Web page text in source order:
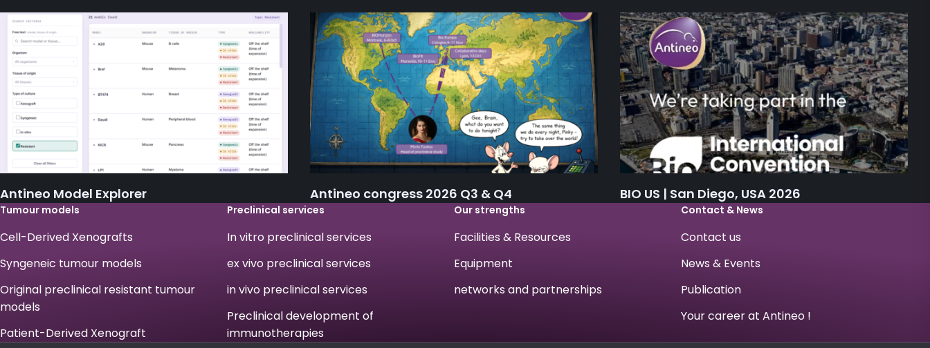
Antineo Model Explorer Antineo congress 2026 Q3 & Q4 BIO US | San Diego, USA 2026
Tumour models
Cell-Derived Xenografts
Syngeneic tumour models
Original preclinical resistant tumour
models
Patient-Derived Xenograft
Preclinical services
In vitro preclinical services
ex vivo preclinical services
in vivo preclinical services
Preclinical development of
immunotherapies
Our strengths
Facilities & Resources
Equipment
networks and partnerships
Contact & News
Contact us
News & Events
Publication
Your career at Antineo !